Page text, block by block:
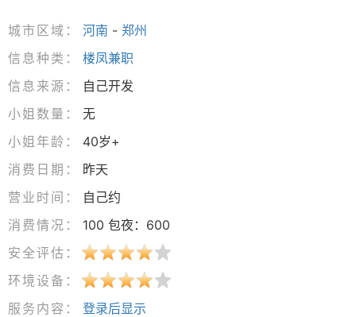
城市区域： 河南 - 郑州
信息种类：
楼凤兼职
信息来源：
自己开发
小姐数量：
无
小姐年龄：
40岁+
消费日期：
昨天
营业时间：
自己约
消费情况：
100 包夜：600
安全评估：
环境设备：
服务内容：
登录后显示